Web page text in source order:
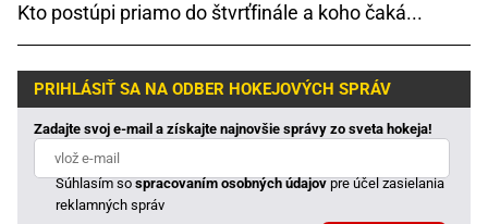
Kto postúpi priamo do štvrťfinále a koho čaká...
PRIHLÁSIŤ SA NA ODBER HOKEJOVÝCH SPRÁV
Zadajte svoj e-mail a získajte najnovšie správy zo sveta hokeja!
Súhlasím sospracovaním osobných údajovpre účel zasielania
reklamných správ